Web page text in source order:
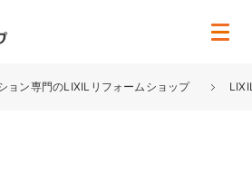
ョン専門のLIXILリフォームショップ